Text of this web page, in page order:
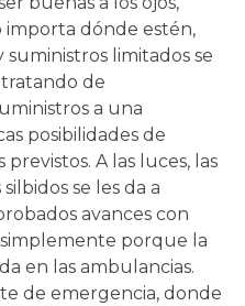
importa dónde estén,
limitados se
de
a una
posibilidades de
A las luces, las
se les da a
avances con
porque la
en las ambulancias.
de emergencia, donde